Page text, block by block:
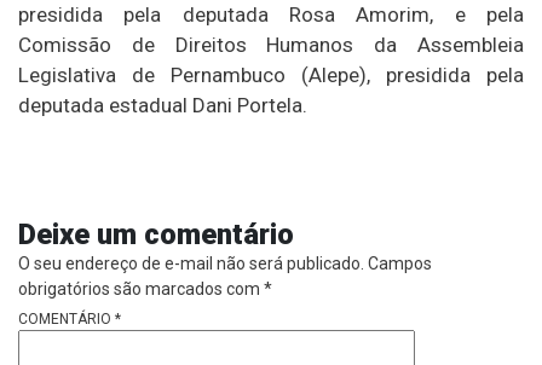
presidida pela deputada Rosa Amorim, e pela
Comissão de Direitos Humanos da Assembleia
Legislativa de Pernambuco (Alepe), presidida pela
deputada estadual Dani Portela.
Deixe um comentário
O seu endereço de e-mail não será publicado. Campos
obrigatórios são marcados com *
COMENTÁRIO *